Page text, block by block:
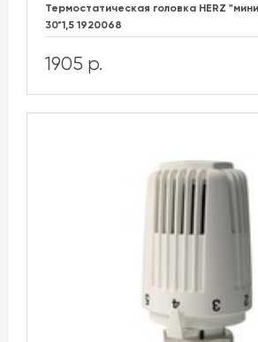
Термостатическая головка HERZ
30*1,5 1920068
1905 р.